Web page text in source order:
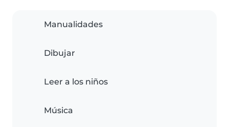
Manualidades
Dibujar
Leer a los niños
Música